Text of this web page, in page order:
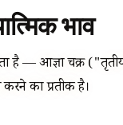
भाव
है — आज्ञा चक्र
का प्रतीक है।